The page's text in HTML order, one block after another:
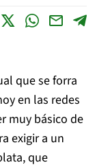
que se forra
en las redes
muy básico de
exigir a un
que